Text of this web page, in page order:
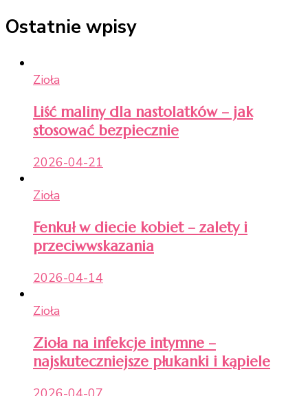
Ostatnie wpisy
Zioła
Liść maliny dla nastolatków – jak
stosować bezpiecznie
2026-04-21
Zioła
Fenkuł w diecie kobiet – zalety i
przeciwwskazania
2026-04-14
Zioła
Zioła na infekcje intymne –
najskuteczniejsze płukanki i kąpiele